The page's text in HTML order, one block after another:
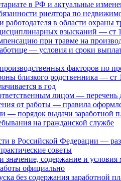
в РФ и актуальные
риелтора по
в области охраны
взысканий — ст
при травме на
— условия и сроки
факторов по
близкого родственника —
в год
лицом —
от работы — правила
— порядок выдачи заработной
на гражданской службе
в Российской Федерации —
советы
содержание и
официально
без содержания заработной